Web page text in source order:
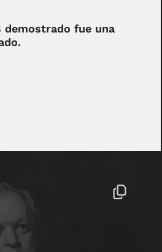
demostrado fue una